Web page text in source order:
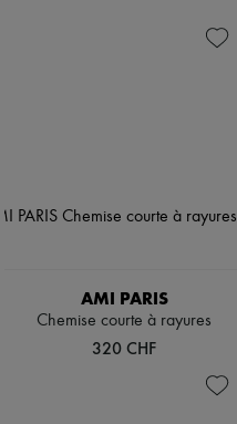
AMI PARIS
Chemise courte à rayures
320 CHF